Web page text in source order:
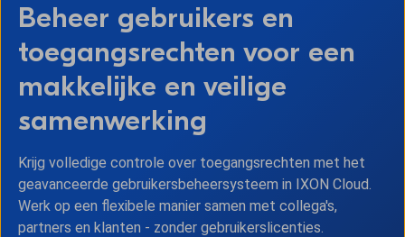
Beheer gebruikers en
toegangsrechten voor een
makkelijke en veilige
samenwerking
Krijg volledige controle over toegangsrechten met het
geavanceerde gebruikersbeheersysteem in IXON Cloud.
Werk op een flexibele manier samen met collega's,
partners en klanten - zonder gebruikerslicenties.